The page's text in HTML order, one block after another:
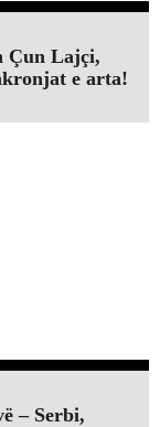
Çun Lajçi,
e arta!￼
– Serbi,